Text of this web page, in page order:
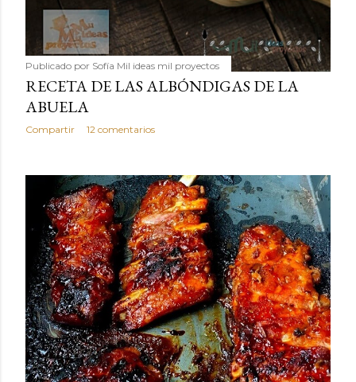
Publicado por Sofía Mil ideas mil proyectos
RECETA DE LAS ALBÓNDIGAS DE LA
ABUELA
Compartir 12 comentarios